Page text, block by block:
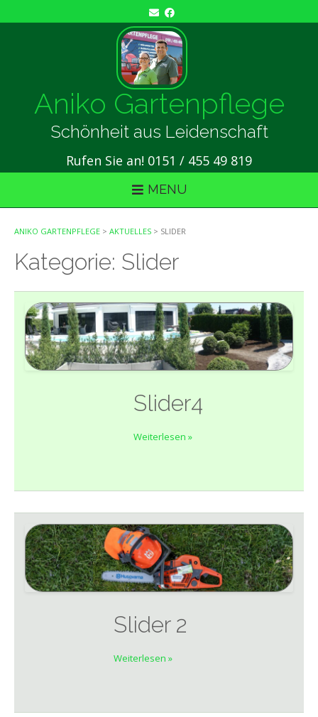
Aniko Gartenpflege
Schönheit aus Leidenschaft
Rufen Sie an! 0151 / 455 49 819
MENU
ANIKO GARTENPFLEGE > AKTUELLES > SLIDER
Kategorie: Slider
Slider4
Weiterlesen »
Slider 2
Weiterlesen »